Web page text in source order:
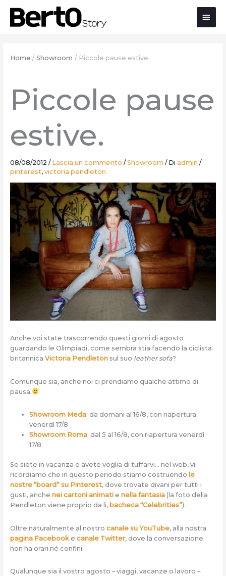
contenuto
navigazione
contenuto
Home Showroom Piccole pause estive.
Piccole pause
estive.
08/08/2012 / Lascia un commento /Showroom / Di admin /
pinterest, victoria pendleton
Anche voi state trascorrendo questi giorni di agosto
guardando le Olimpiadi, come sembra stia facendo la ciclista
britannica Victoria Pendletonsul suo leather sofa?
Comunque sia, anche noi ci prendiamo qualche attimo di
pausa
Showroom Meda: da domani al 16/8, con riapertura
venerdì 17/8
Showroom Roma: dal 5 al 16/8, con riapertura venerdì
17/8
Se siete in vacanza e avete voglia di tuffarvi… nel web, vi
ricordiamo che in questo periodo stiamo costruendo le
nostre “board” su Pinterest, dove trovate divani per tutti i
gusti, anche nei cartoni animatie nella fantasia(la foto della
Pendleton viene proprio da lì, bacheca “Celebrities”).
Oltre naturalmente al nostro canale su YouTube, alla nostra
pagina Facebooke canale Twitter, dove la conversazione
non ha orari né confini.
Qualunque sia il vostro agosto – viaggi, vacanze o lavoro –